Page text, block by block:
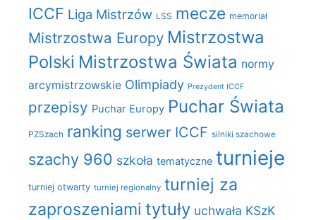
ICCF Liga Mistrzów LSS mecze memoriał
Mistrzostwa Europy Mistrzostwa
Polski Mistrzostwa Świata normy
arcymistrzowskie Olimpiady Prezydent ICCF
przepisy Puchar Europy Puchar Świata
PZSzach ranking serwer ICCF silniki szachowe
szachy 960 szkoła tematyczne turnieje
turniej otwarty turniej regionalny turniej za
zaproszeniami tytuły uchwała KSzK